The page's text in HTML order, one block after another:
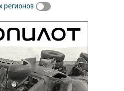
регионов